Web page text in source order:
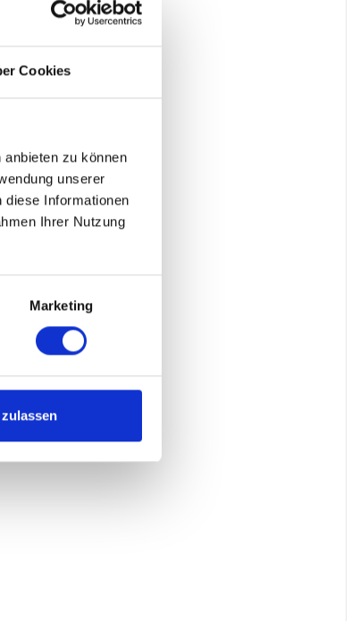
Cookies
zu können
unserer
diese Informationen
Ihrer Nutzung
Marketing